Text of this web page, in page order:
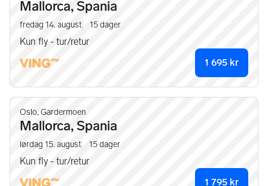
Mallorca, Spania
fredag 14. august 15dager
Kun fly - tur/retur
1 695 kr
Oslo, Gardermoen
Mallorca, Spania
lørdag 15. august 15dager
Kun fly - tur/retur
1 795 kr